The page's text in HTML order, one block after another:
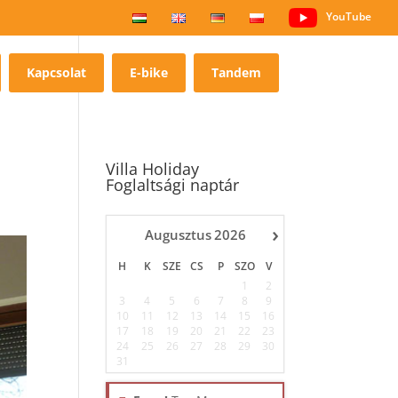
YouTube
Kapcsolat E-bike Tandem
Villa Holiday
Foglaltsági naptár
›
Augusztus2026
H K SZE CS P SZO
V
1
2
3
4 5 6 7 8
9
10
11 12 13 14 15
16
17
18 19 20 21 22
23
24
25 26 27 28 29
30
31